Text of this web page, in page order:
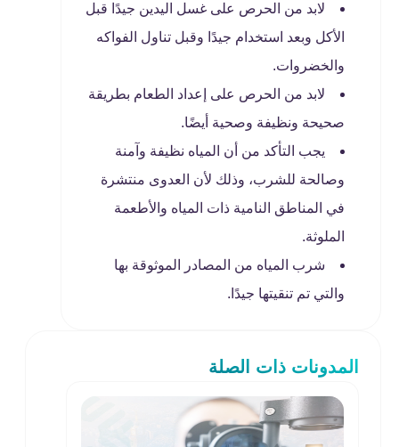
لابد من الحرص على غسل اليدين جيدًا قبل
الأكل وبعد استخدام جيدًا وقبل تناول الفواكه
والخضروات.
لابد من الحرص على إعداد الطعام بطريقة
صحيحة ونظيفة وصحية أيضًا.
يجب التأكد من أن المياه نظيفة وآمنة
وصالحة للشرب، وذلك لأن العدوى منتشرة
في المناطق النامية ذات المياه والأطعمة
الملوثة.
شرب المياه من المصادر الموثوقة بها
والتي تم تنقيتها جيدًا.
المدونات ذات الصلة